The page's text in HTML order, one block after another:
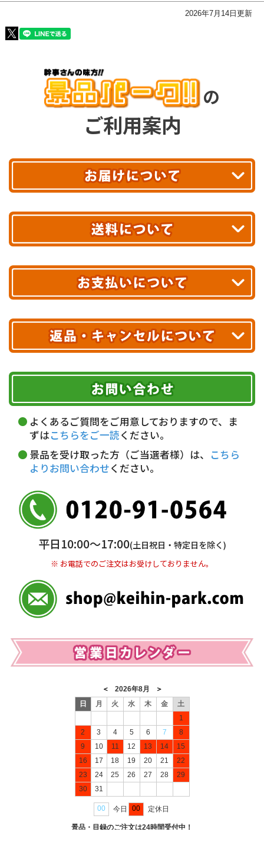
2026年7月14日更新
の
ご利用案内
最短翌日お届け!
あす着エリアが対象です。
エリアやお届け日の確認はこちら▶
※ 配送業者による配送遅延が生じる可能性がございます。
※ 沖縄・離島はお届けできません。
送料無料!
10,000円未満 全国一律1,100円(税込)
配送業者
ヤマト運輸
お届け可能時間帯
午前中 14～16時
16～18時
18～20時
19～21時 指定なし
クレジットカード
代金引換(現金のみ)
5,000円未満…330円(税込)
銀行振込(前払い)
普通 7263489
＜口座名＞ カ）ディースタイル
※ 振込み手数料お客様ご負担。
期限を含むルール（条件）や、お客様にご負担い
ただく費用がございます。
詳しくはこちら▶
よくあるご質問をご用意しておりますので、ま
ずはこちらをご一読ください。
景品を受け取った方（ご当選者様）は、 こちら
よりお問い合わせください。
平日10:00〜17:00(土日祝日・特定日を除く)
※ お電話でのご注文はお受けしておりません。